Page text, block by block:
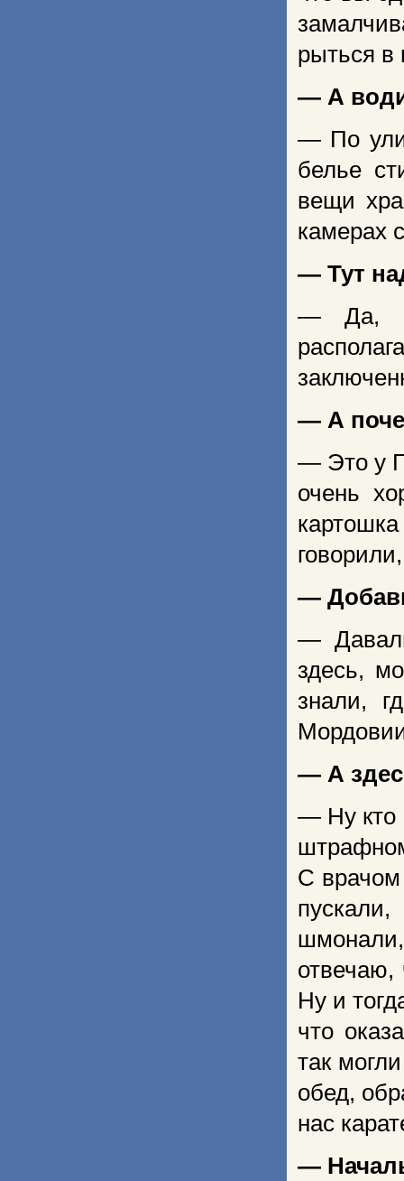
рыться
— А
— По
белье
вещи
камерах
— Тут
— Да,
— А
— Это у
очень
—
—
здесь,
знали,
— А
— Ну кто
С врачом
шмонали,
отвечаю,
Ну и
что
так
обед,
нас
—